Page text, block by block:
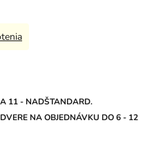
11 - NADŠTANDARD.
NA OBJEDNÁVKU DO 6 - 12